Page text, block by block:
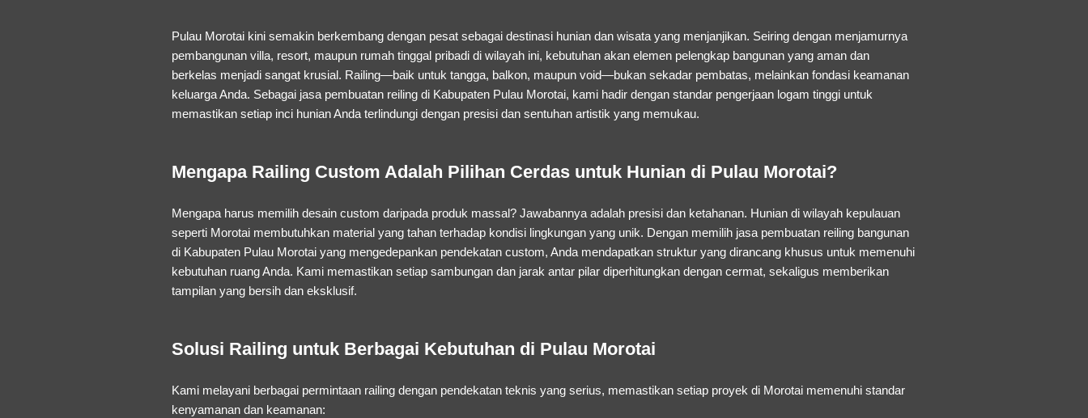
Pulau Morotai kini semakin berkembang dengan pesat sebagai destinasi hunian dan wisata yang menjanjikan. Seiring dengan menjamurnya
pembangunan villa, resort, maupun rumah tinggal pribadi di wilayah ini, kebutuhan akan elemen pelengkap bangunan yang aman dan
berkelas menjadi sangat krusial. Railing—baik untuk tangga, balkon, maupun void—bukan sekadar pembatas, melainkan fondasi keamanan
keluarga Anda. Sebagai jasa pembuatan reiling di Kabupaten Pulau Morotai, kami hadir dengan standar pengerjaan logam tinggi untuk
memastikan setiap inci hunian Anda terlindungi dengan presisi dan sentuhan artistik yang memukau.
Mengapa Railing Custom Adalah Pilihan Cerdas untuk Hunian di Pulau Morotai?
Mengapa harus memilih desain custom daripada produk massal? Jawabannya adalah presisi dan ketahanan. Hunian di wilayah kepulauan
seperti Morotai membutuhkan material yang tahan terhadap kondisi lingkungan yang unik. Dengan memilih jasa pembuatan reiling bangunan
di Kabupaten Pulau Morotaiyang mengedepankan pendekatan custom, Anda mendapatkan struktur yang dirancang khusus untuk memenuhi
kebutuhan ruang Anda. Kami memastikan setiap sambungan dan jarak antar pilar diperhitungkan dengan cermat, sekaligus memberikan
tampilan yang bersih dan eksklusif.
Solusi Railing untuk Berbagai Kebutuhan di Pulau Morotai
Kami melayani berbagai permintaan railing dengan pendekatan teknis yang serius, memastikan setiap proyek di Morotai memenuhi standar
kenyamanan dan keamanan: